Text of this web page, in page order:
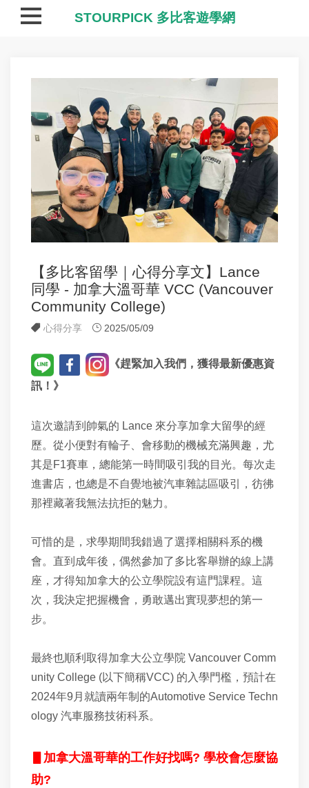
【多比客留學｜心得分享文】Lance
同學 - 加拿大溫哥華 VCC (Vancouver
Community College)
心得分享 2025/05/09
《趕緊加入我們，獲得最新優惠資
訊！》
這次邀請到帥氣的 Lance 來分享加拿大留學的經
歷。從小便對有輪子、會移動的機械充滿興趣，尤
其是F1賽車，總能第一時間吸引我的目光。每次走
進書店，也總是不自覺地被汽車雜誌區吸引，彷彿
那裡藏著我無法抗拒的魅力。
可惜的是，求學期間我錯過了選擇相關科系的機
會。直到成年後，偶然參加了多比客舉辦的線上講
座，才得知加拿大的公立學院設有這門課程。這
次，我決定把握機會，勇敢邁出實現夢想的第一
步。
最終也順利取得加拿大公立學院 Vancouver Comm
unity College (以下簡稱VCC) 的入學門檻，預計在
2024年9月就讀兩年制的Automotive Service Techn
ology 汽車服務技術科系。
加拿大溫哥華的工作好找嗎? 學校會怎麼協
助?
STOURPICK 多比客遊學網